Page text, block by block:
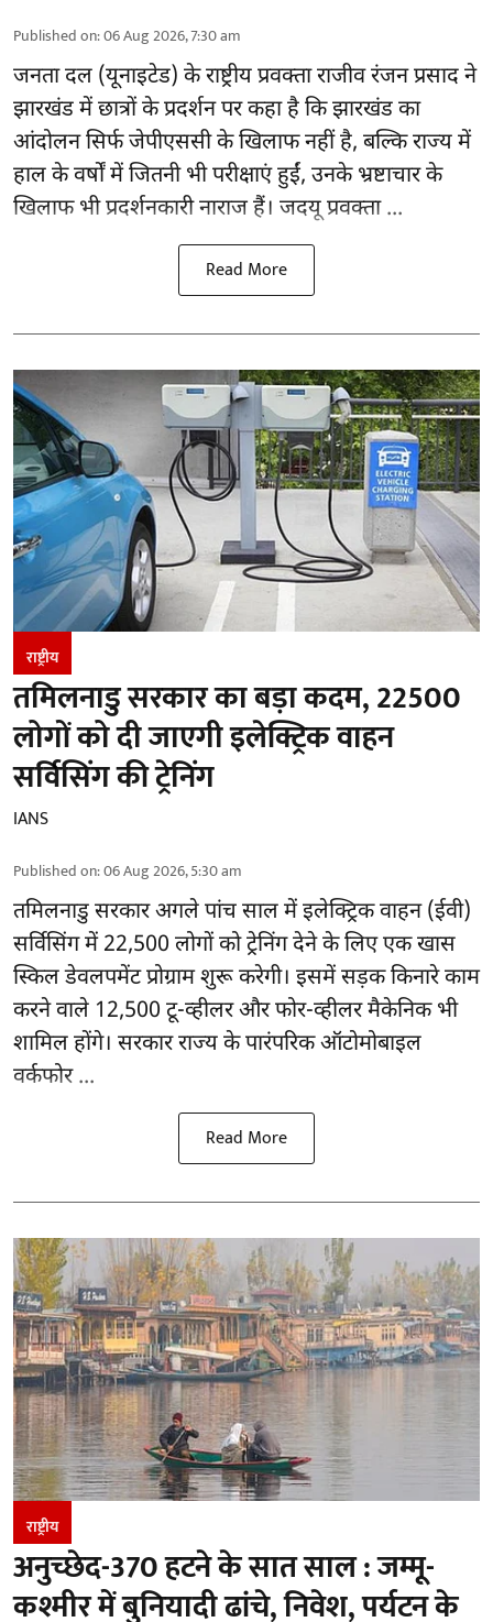
Published on:06 Aug 2026, 7:30 am
जनता दल (यूनाइटेड) के राष्ट्रीय प्रवक्ता राजीव रंजन प्रसाद ने
झारखंड में छात्रों के प्रदर्शन पर कहा है कि झारखंड का
आंदोलन सिर्फजेपीएससीके खिलाफ नहीं है, बल्कि राज्य में
हाल के वर्षों में जितनी भी परीक्षाएं हुईं, उनके भ्रष्टाचार के
खिलाफ भी प्रदर्शनकारी नाराज हैं। जदयू प्रवक्ता ...
Read More
राष्ट्रीय
तमिलनाडु सरकार का बड़ा कदम, 22500
लोगों को दी जाएगी इलेक्ट्रिक वाहन
सर्विसिंग की ट्रेनिंग
IANS
Published on:06 Aug 2026, 5:30 am
तमिलनाडु सरकारअगले पांच साल में इलेक्ट्रिक वाहन (ईवी)
सर्विसिंग में 22,500 लोगों को ट्रेनिंग देने के लिए एक खास
स्किल डेवलपमेंट प्रोग्राम शुरू करेगी। इसमें सड़क किनारे काम
करने वाले 12,500 टू-व्हीलर और फोर-व्हीलर मैकेनिक भी
शामिल होंगे। सरकार राज्य के पारंपरिक ऑटोमोबाइल
वर्कफोर ...
Read More
राष्ट्रीय
अनुच्छेद-370 हटने के सात साल : जम्मू-
कश्मीर में बुनियादी ढांचे, निवेश, पर्यटन के